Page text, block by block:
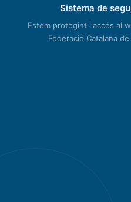
Sistema de
Estem protegint l'accés al
Federació Catalana